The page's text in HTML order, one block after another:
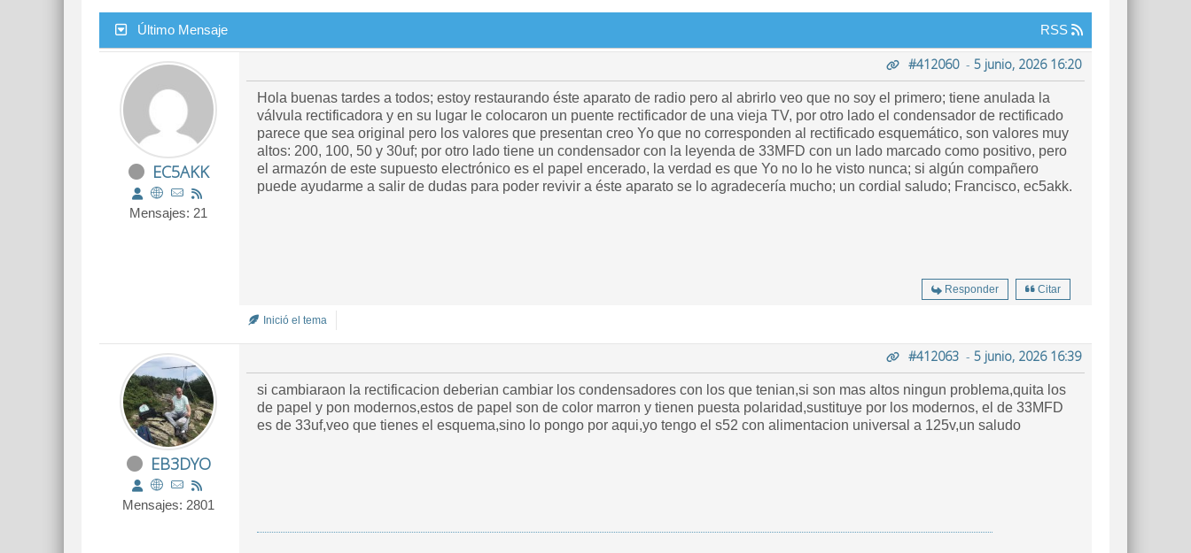
Último Mensaje RSS
EC5AKK
Mensajes: 21
#412060- 5 junio, 2026 16:20
Hola buenas tardes a todos; estoy restaurando éste aparato de radio pero al abrirlo veo que no soy el primero; tiene anulada la
válvula rectificadora y en su lugar le colocaron un puente rectificador de una vieja TV, por otro lado el condensador de rectificado
parece que sea original pero los valores que presentan creo Yo que no corresponden al rectificado esquemático, son valores muy
altos: 200, 100, 50 y 30uf; por otro lado tiene un condensador con la leyenda de 33MFD con un lado marcado como positivo, pero
el armazón de este supuesto electrónico es el papel encerado, la verdad es que Yo no lo he visto nunca; si algún compañero
puede ayudarme a salir de dudas para poder revivir a éste aparato se lo agradecería mucho; un cordial saludo; Francisco, ec5akk.
Responder Citar
Inició el tema
EB3DYO
Mensajes: 2801
#412063 - 5 junio, 2026 16:39
si cambiaraon la rectificacion deberian cambiar los condensadores con los que tenian,si son mas altos ningun problema,quita los
de papel y pon modernos,estos de papel son de color marron y tienen puesta polaridad,sustituye por los modernos, el de 33MFD
es de 33uf,veo que tienes el esquema,sino lo pongo por aqui,yo tengo el s52 con alimentacion universal a 125v,un saludo